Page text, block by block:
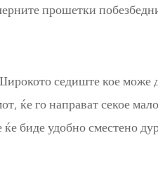
прошетки
седиште кое може
ќе го направат секое
биде удобно сместено